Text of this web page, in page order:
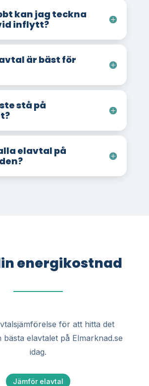
kan jag teckna
inflytt?
är bäst för
stå på
elavtal på
energikostnad
för att hitta det
bästa elavtalet på Elmarknad.se
idag.
Jämför elavtal